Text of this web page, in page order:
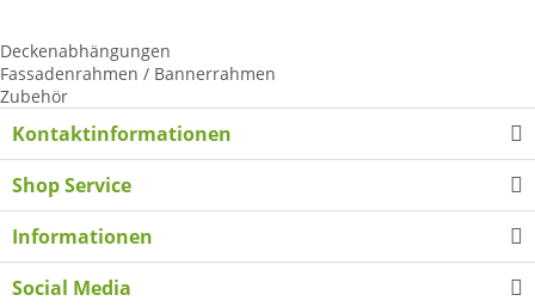
Deckenabhängungen
Fassadenrahmen / Bannerrahmen
Zubehör
Kontaktinformationen
Shop Service
Informationen
Social Media